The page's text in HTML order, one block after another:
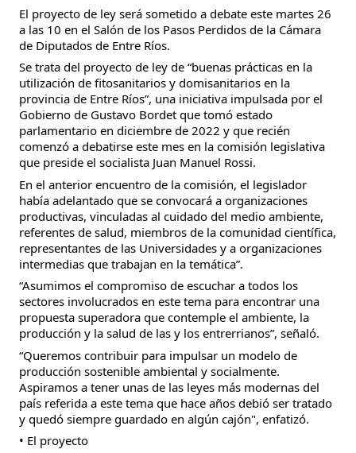
El proyecto de ley será sometido a debate este martes 26
a las 10 en el Salón de los Pasos Perdidos de la Cámara
de Diputados de Entre Ríos.
Se trata del proyecto de ley de “buenas prácticas en la
utilización de fitosanitarios y domisanitarios en la
provincia de Entre Ríos”, una iniciativa impulsada por el
Gobierno de Gustavo Bordet que tomó estado
parlamentario en diciembre de 2022 y que recién
comenzó a debatirse este mes en la comisión legislativa
que preside el socialista Juan Manuel Rossi.
En el anterior encuentro de la comisión, el legislador
había adelantado que se convocará a organizaciones
productivas, vinculadas al cuidado del medio ambiente,
referentes de salud, miembros de la comunidad científica,
representantes de las Universidades y a organizaciones
intermedias que trabajan en la temática”.
“Asumimos el compromiso de escuchar a todos los
sectores involucrados en este tema para encontrar una
propuesta superadora que contemple el ambiente, la
producción y la salud de las y los entrerrianos”, señaló.
“Queremos contribuir para impulsar un modelo de
producción sostenible ambiental y socialmente.
Aspiramos a tener unas de las leyes más modernas del
país referida a este tema que hace años debió ser tratado
y quedó siempre guardado en algún cajón", enfatizó.
• El proyecto